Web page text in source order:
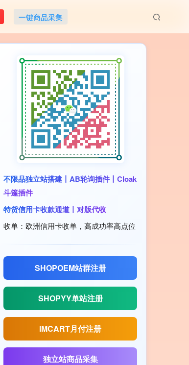
一键商品采集
不限品独立站搭建丨AB轮询插件丨Cloak
斗篷插件
特货信用卡收款通道丨对版代收
收单：欧洲信用卡收单，高成功率高点位
SHOPOEM站群注册
SHOPYY单站注册
IMCART月付注册
独立站商品采集